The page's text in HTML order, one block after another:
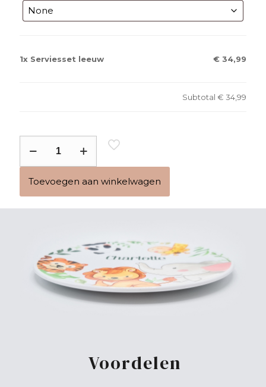
1x Serviesset leeuw € 34,99
Subtotal € 34,99
aantal
Toevoegen aan winkelwagen
Voordelen